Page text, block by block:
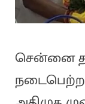
சென்னை
நடைபெற்ற